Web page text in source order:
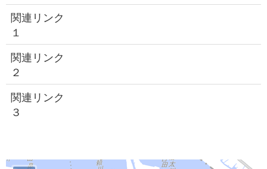
関連リンク
１
関連リンク
２
関連リンク
３